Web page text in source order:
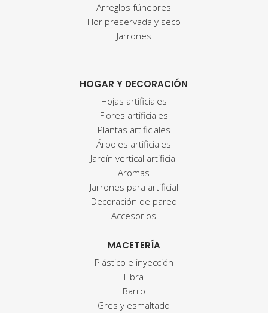
Arreglos fúnebres
Flor preservada y seco
Jarrones
HOGAR Y DECORACIÓN
Hojas artificiales
Flores artificiales
Plantas artificiales
Árboles artificiales
Jardín vertical artificial
Aromas
Jarrones para artificial
Decoración de pared
Accesorios
MACETERÍA
Plástico e inyección
Fibra
Barro
Gres y esmaltado